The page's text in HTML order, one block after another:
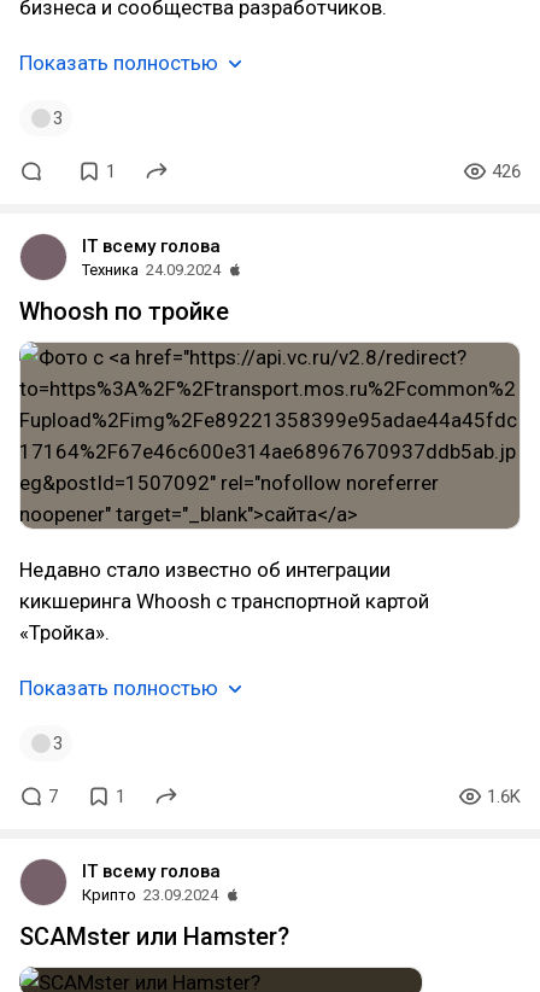
бизнеса и сообщества разработчиков.
Показать полностью
3
1 426
IT всему голова
Техника 24.09.2024
Whoosh по тройке
Недавно стало известно об интеграции
кикшеринга Whoosh с транспортной картой
«Тройка».
Показать полностью
3
7 1 1.6K
IT всему голова
Крипто 23.09.2024
SCAMster или Hamster?